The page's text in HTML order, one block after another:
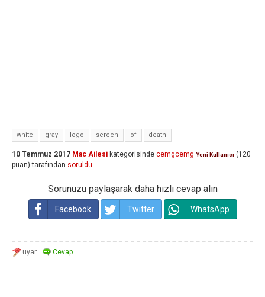
white gray logo screen of death
10 Temmuz 2017 Mac Ailesi kategorisinde cemgcemg Yeni Kullanıcı (120
puan) tarafından soruldu
Sorunuzu paylaşarak daha hızlı cevap alın
Facebook Twitter WhatsApp